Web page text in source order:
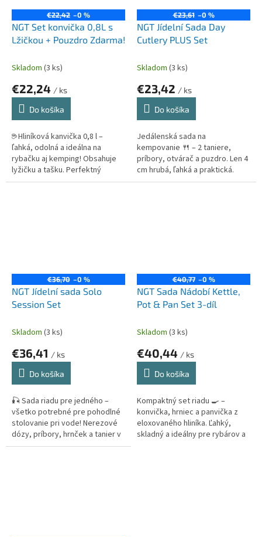
€22,42 –0 %
NGT Set konvička 0,8L s
Lžičkou + Pouzdro Zdarma!
Skladom (3 ks)
€22,24 / ks
Do košíka
☕ Hliníková kanvička 0,8 l –
ľahká, odolná a ideálna na
rybačku aj kemping! Obsahuje
lyžičku a tašku. Perfektný
spoločník pre čaj, kávu či horúcu
€23,61 –0 %
NGT Jídelní Sada Day
Cutlery PLUS Set
Skladom (3 ks)
€23,42 / ks
Do košíka
Jedálenská sada na
kempovanie 🍴 – 2 taniere,
príbory, otvárač a puzdro. Len 4
cm hrubá, ľahká a praktická.
Ideálna na ryby či výlety! 🌿
€36,70 –0 %
NGT Jídelní sada Solo
Session Set
Skladom (3 ks)
€36,41 / ks
Do košíka
🎣 Sada riadu pre jedného –
všetko potrebné pre pohodlné
stolovanie pri vode! Nerezové
dózy, príbory, hrnček a tanier v
praktickom puzdre. 🍽️
€40,77 –0 %
NGT Sada Nádobí Kettle,
Pot & Pan Set 3-díl
Skladom (3 ks)
€40,44 / ks
Do košíka
Kompaktný set riadu 🍳 –
konvička, hrniec a panvička z
eloxovaného hliníka. Ľahký,
skladný a ideálny pre rybárov a